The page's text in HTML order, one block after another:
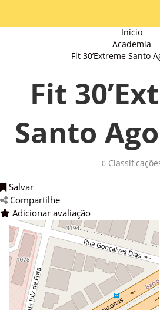
Início
Academia
Fit 30’Extreme Santo
Fit
Santo
0
Salvar
Compartilhe
Adicionar avaliação